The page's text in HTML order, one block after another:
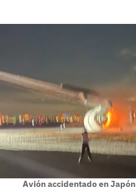
Avión accidentado en Japón